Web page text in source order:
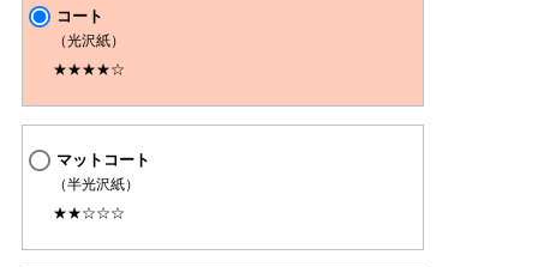
コート
（光沢紙）
★★★★☆
マットコート
（半光沢紙）
★★☆☆☆